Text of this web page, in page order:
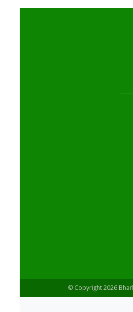
© Copyright 2026